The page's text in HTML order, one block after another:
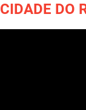
CIDADE DO